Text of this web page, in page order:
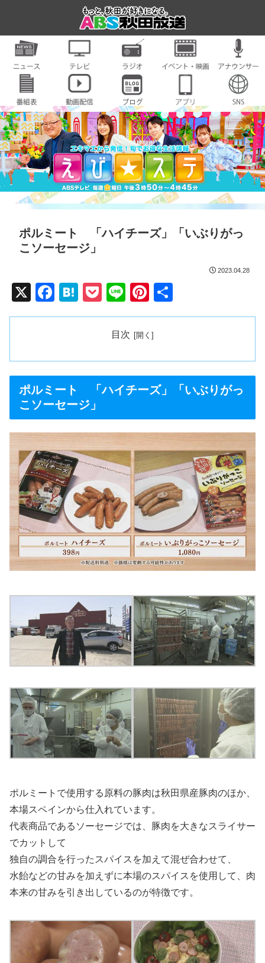
ポルミート 「ハイチーズ」「いぶりがっ
こソーセージ」
2023.04.28
X
F
a
b
o
o
k
H
at
a
P
o
ck
Li
n
e
Pi
nt
er
st
有
目次
ポルミート 「ハイチーズ」「いぶりがっ
こソーセージ」
ポルミートで使用する原料の豚肉は秋田県産豚肉のほか、
本場スペインから仕入れています。
代表商品であるソーセージでは、豚肉を大きなスライサー
でカットして
独自の調合を行ったスパイスを加えて混ぜ合わせて、
水飴などの甘みを加えずに本場のスパイスを使用して、肉
本来の甘みを引き出しているのが特徴です。